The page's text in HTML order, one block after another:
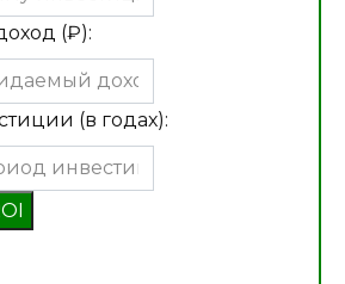
(₽):
(в годах):